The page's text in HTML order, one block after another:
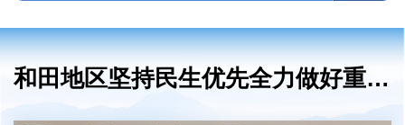
和田地区坚持民生优先全力做好重点支出保障